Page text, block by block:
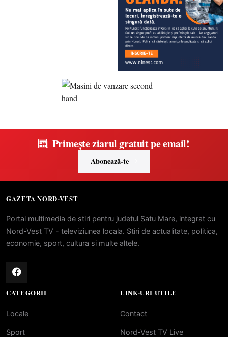
Primește ziarul gratuit pe email!
Abonează-te
GAZETA NORD-VEST
Portal multimedia de stiri pentru judetul Satu Mare, integrat cu
Nord-Vest TV - televiziunea locala. Stiri de actualitate, politica,
economie, sport, cultura si multe altele.
CATEGORII
Locale
Sport
LINK-URI UTILE
Contact
Nord-Vest TV Live